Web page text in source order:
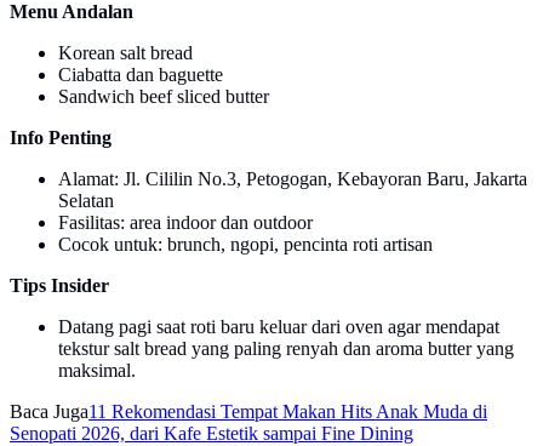
Menu Andalan
Korean salt bread
Ciabatta dan baguette
Sandwich beef sliced butter
Info Penting
Alamat: Jl. Cililin No.3, Petogogan, Kebayoran Baru, Jakarta
Selatan
Fasilitas: area indoor dan outdoor
Cocok untuk: brunch, ngopi, pencinta roti artisan
Tips Insider
Datang pagi saat roti baru keluar dari oven agar mendapat
tekstur salt bread yang paling renyah dan aroma butter yang
maksimal.
Baca Juga11 Rekomendasi Tempat Makan Hits Anak Muda di
Senopati 2026, dari Kafe Estetik sampai Fine Dining